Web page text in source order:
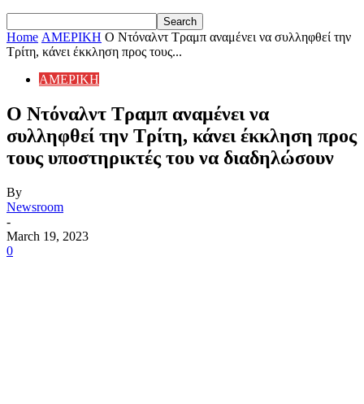
Home ΑΜΕΡΙΚΗ Ο Ντόναλντ Τραμπ αναμένει να συλληφθεί την
Τρίτη, κάνει έκκληση προς τους...
ΑΜΕΡΙΚΗ
Ο Ντόναλντ Τραμπ αναμένει να
συλληφθεί την Τρίτη, κάνει έκκληση προς
τους υποστηρικτές του να διαδηλώσουν
By
Newsroom
-
March 19, 2023
0